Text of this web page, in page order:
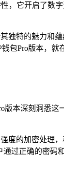
，它开启了数
特的魅力和
包Pro版本，
本深刻洞悉
的加密处理
过正确的密